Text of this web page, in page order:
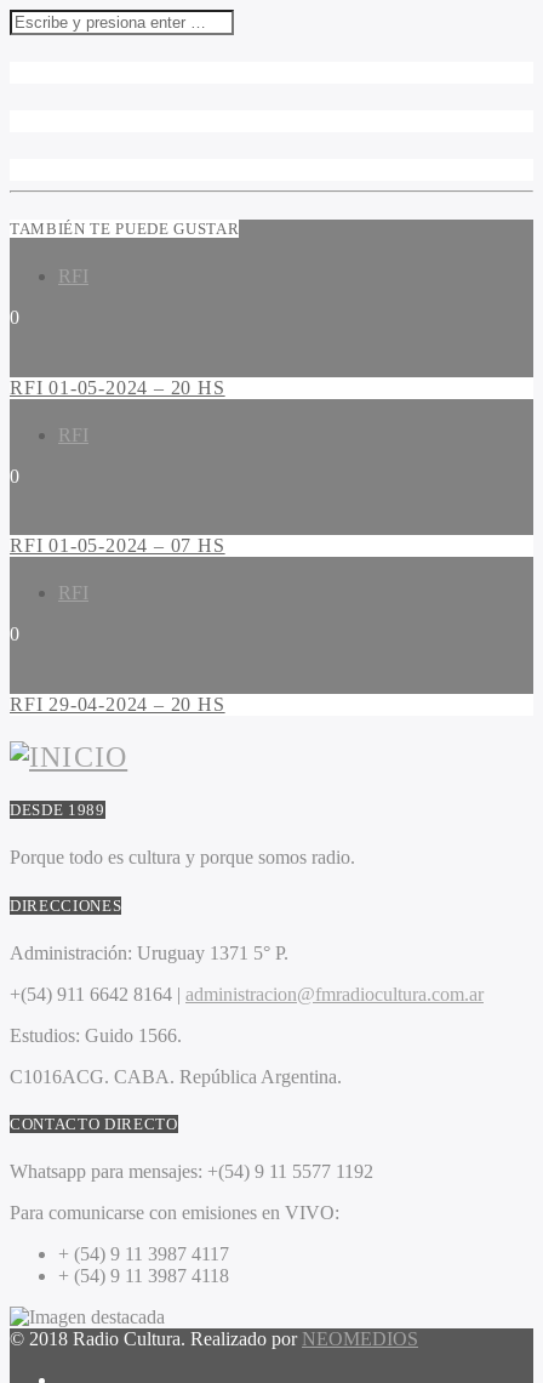
TAMBIÉN TE PUEDE GUSTAR
RFI
0
RFI 01-05-2024 – 20 HS
RFI
0
RFI 01-05-2024 – 07 HS
RFI
0
RFI 29-04-2024 – 20 HS
DESDE 1989
Porque todo es cultura y porque somos radio.
DIRECCIONES
Administración: Uruguay 1371 5° P.
+(54) 911 6642 8164 | administracion@fmradiocultura.com.ar
Estudios: Guido 1566.
C1016ACG. CABA. República Argentina.
CONTACTO DIRECTO
Whatsapp para mensajes: +(54) 9 11 5577 1192
Para comunicarse con emisiones en VIVO:
+ (54) 9 11 3987 4117
+ (54) 9 11 3987 4118
© 2018 Radio Cultura. Realizado por NEOMEDIOS